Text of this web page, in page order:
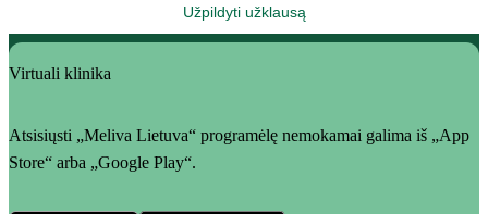
Užpildyti užklausą
Virtuali klinika
Atsisiųsti „Meliva Lietuva“ programėlę nemokamai galima iš „App
Store“ arba „Google Play“.